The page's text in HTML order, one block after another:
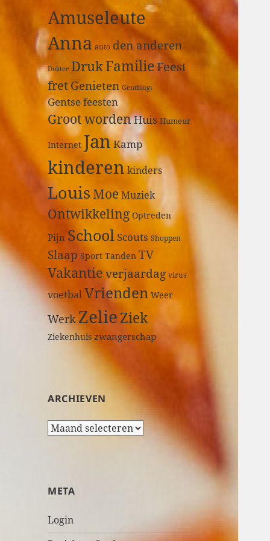
r
:
Amuseleute
Anna auto den anderen
Dokter DrukFamilieFeest
fretGenieten Gentblogt
Gentse feesten
Groot wordenHuis Humeur
Internet JanKamp
kinderenkinders
LouisMoeMuziek
Ontwikkeling Optreden
Pijn SchoolScouts Shoppen
Slaap Sport Tanden TV
Vakantie verjaardag virus
voetbalVrienden Weer
WerkZelieZiek
Ziekenhuis zwangerschap
ARCHIEVEN
A
i
v
META
Login